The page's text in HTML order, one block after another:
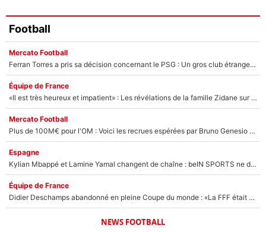
Football
Mercato Football
Ferran Torres a pris sa décision concernant le PSG : Un gros club étranger prêt à relancer le feuilleton pour la signature du champion du monde 2026 !
Équipe de France
«Il est très heureux et impatient» : Les révélations de la famille Zidane sur sa prise de pouvoir en équipe de France !
Mercato Football
Plus de 100M€ pour l'OM : Voici les recrues espérées par Bruno Genesio et Grégory Lorenzi après l’opération dégraissage
Espagne
Kylian Mbappé et Lamine Yamal changent de chaîne : beIN SPORTS ne digère pas cette décision historique et prédit un fiasco pour la Liga
Équipe de France
Didier Deschamps abandonné en pleine Coupe du monde : «La FFF était déjà passée à Zinedine Zidane»
NEWS FOOTBALL